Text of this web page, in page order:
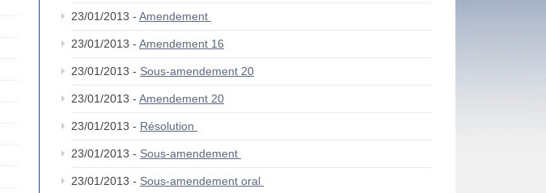
23/01/2013 - Amendement
23/01/2013 - Amendement 16
23/01/2013 - Sous-amendement 20
23/01/2013 - Amendement 20
23/01/2013 - Résolution
23/01/2013 - Sous-amendement
23/01/2013 - Sous-amendement oral